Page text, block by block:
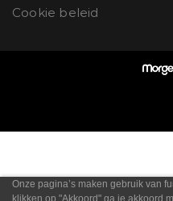
Cookie beleid
Onze pagina’s maken gebruik van
klikken op "Akkoord" ga je akkoord